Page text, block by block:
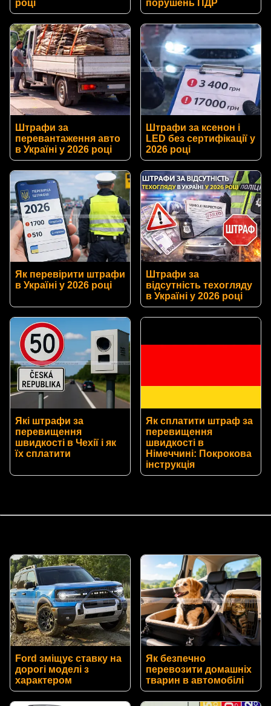
році порушень ПДР
Штрафи за
перевантаження авто
в Україні у 2026 році
Штрафи за ксенон і
LED без сертифікації у
2026 році
Як перевірити штрафи
в Україні у 2026 році
Штрафи за
відсутність техогляду
в Україні у 2026 році
Які штрафи за
перевищення
швидкості в Чехії і як
їх сплатити
Як сплатити штраф за
перевищення
швидкості в
Німеччині: Покрокова
інструкція
Ford зміщує ставку на
дорогі моделі з
характером
Як безпечно
перевозити домашніх
тварин в автомобілі